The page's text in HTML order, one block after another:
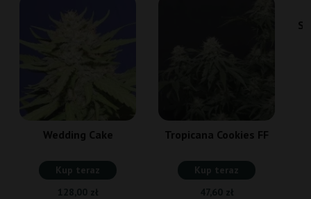
Wedding Cake
Kup teraz
128,00 zł
Tropicana Cookies FF
Kup teraz
47,60 zł